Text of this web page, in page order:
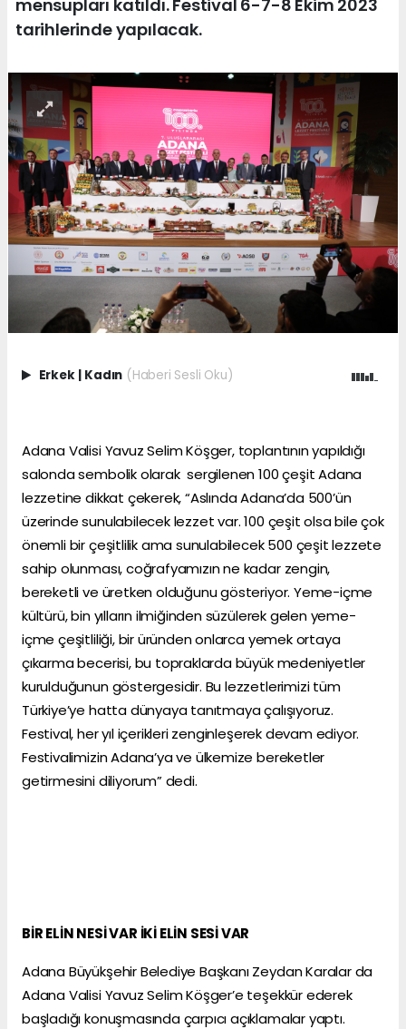
mensupları katıldı. Festival 6-7-8 Ekim 2023
tarihlerinde yapılacak.
Erkek | Kadın (Haberi Sesli Oku)
Adana Valisi Yavuz Selim Köşger, toplantının yapıldığı
salonda sembolik olarak sergilenen 100 çeşit Adana
lezzetine dikkat çekerek, “Aslında Adana’da 500’ün
üzerinde sunulabilecek lezzet var. 100 çeşit olsa bile çok
önemli bir çeşitlilik ama sunulabilecek 500 çeşit lezzete
sahip olunması, coğrafyamızın ne kadar zengin,
bereketli ve üretken olduğunu gösteriyor. Yeme-içme
kültürü, bin yılların ilmiğinden süzülerek gelen yeme-
içme çeşitliliği, bir üründen onlarca yemek ortaya
çıkarma becerisi, bu topraklarda büyük medeniyetler
kurulduğunun göstergesidir. Bu lezzetlerimizi tüm
Türkiye’ye hatta dünyaya tanıtmaya çalışıyoruz.
Festival, her yıl içerikleri zenginleşerek devam ediyor.
Festivalimizin Adana’ya ve ülkemize bereketler
getirmesini diliyorum” dedi.
BİR ELİN NESİ VAR İKİ ELİN SESİ VAR
Adana Büyükşehir Belediye Başkanı Zeydan Karalar da
Adana Valisi Yavuz Selim Köşger’e teşekkür ederek
başladığı konuşmasında çarpıcı açıklamalar yaptı.